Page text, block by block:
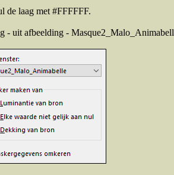
de laag met #FFFFFF.
- uit afbeelding -